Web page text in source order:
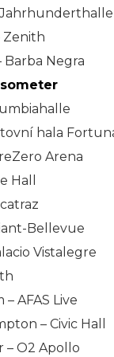
Jahrhunderthalle
Zenith
Barba Negra
hala
Arena
Hall
Bellevue
Vistalegre
AFAS Live
– Civic Hall
– O2 Apollo